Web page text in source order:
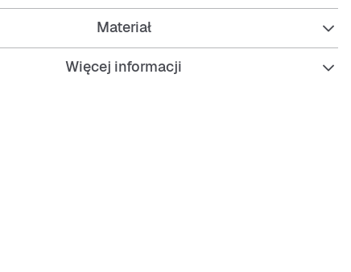
Materiał
Więcej informacji